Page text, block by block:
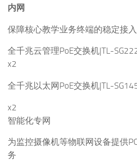
内网
保障核心教学业务终端的稳定接入
全千兆云管理PoE交换机|TL-
x2
全千兆以太网PoE交换机|TL-
x2
智能化专网
为监控摄像机等物联网设备提供
务